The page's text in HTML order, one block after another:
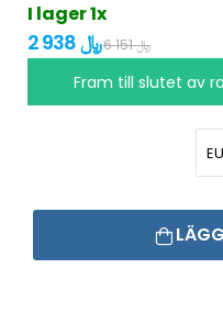
I lager 1x
2 938 ﷼ 6 151 ﷼
Fram till slutet av